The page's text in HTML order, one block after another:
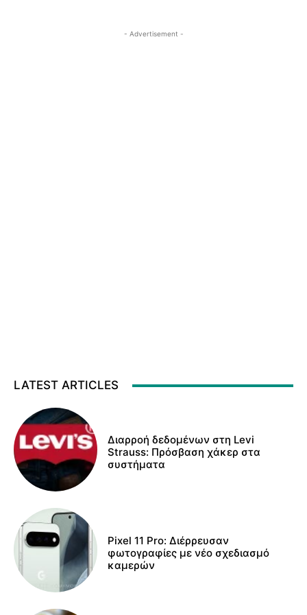
- Advertisement -
LATEST ARTICLES
Διαρροή δεδομένων στη Levi
Strauss: Πρόσβαση χάκερ στα
συστήματα
Pixel 11 Pro: Διέρρευσαν
φωτογραφίες με νέο σχεδιασμό
καμερών